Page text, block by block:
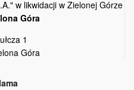
w likwidacji w Zielonej Górze
Góra
1
Góra